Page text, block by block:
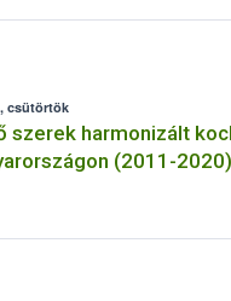
csütörtök
szerek harmonizált
(2011-2020)